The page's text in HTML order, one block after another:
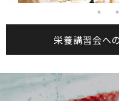
栄養講習会へ